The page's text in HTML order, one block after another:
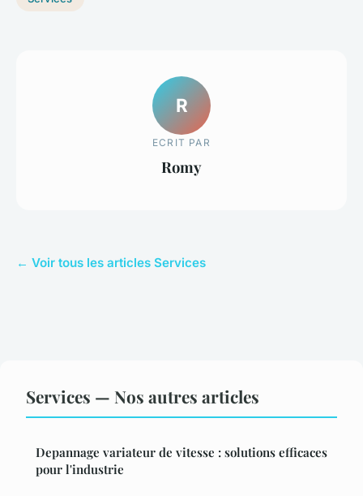
R
ECRIT PAR
Romy
← Voir tous les articles Services
Services — Nos autres articles
Depannage variateur de vitesse : solutions efficaces
pour l'industrie